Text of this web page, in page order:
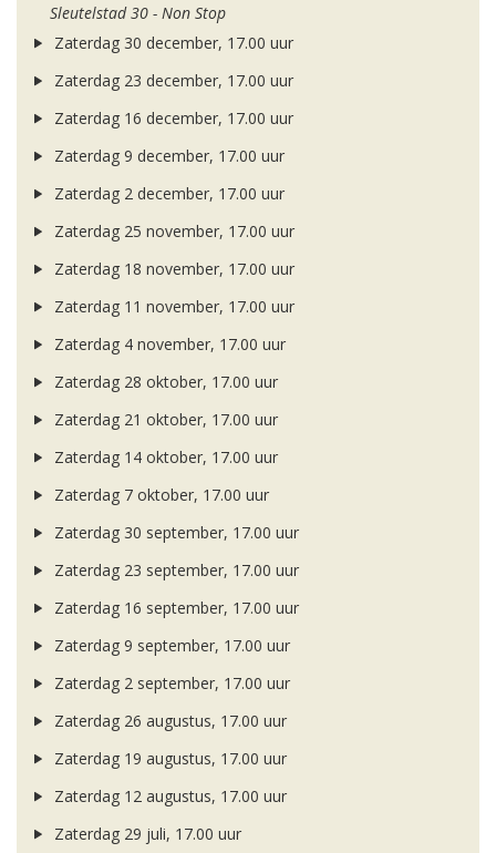
Sleutelstad 30 - Non Stop
Zaterdag 30 december, 17.00 uur
Zaterdag 23 december, 17.00 uur
Zaterdag 16 december, 17.00 uur
Zaterdag 9 december, 17.00 uur
Zaterdag 2 december, 17.00 uur
Zaterdag 25 november, 17.00 uur
Zaterdag 18 november, 17.00 uur
Zaterdag 11 november, 17.00 uur
Zaterdag 4 november, 17.00 uur
Zaterdag 28 oktober, 17.00 uur
Zaterdag 21 oktober, 17.00 uur
Zaterdag 14 oktober, 17.00 uur
Zaterdag 7 oktober, 17.00 uur
Zaterdag 30 september, 17.00 uur
Zaterdag 23 september, 17.00 uur
Zaterdag 16 september, 17.00 uur
Zaterdag 9 september, 17.00 uur
Zaterdag 2 september, 17.00 uur
Zaterdag 26 augustus, 17.00 uur
Zaterdag 19 augustus, 17.00 uur
Zaterdag 12 augustus, 17.00 uur
Zaterdag 29 juli, 17.00 uur